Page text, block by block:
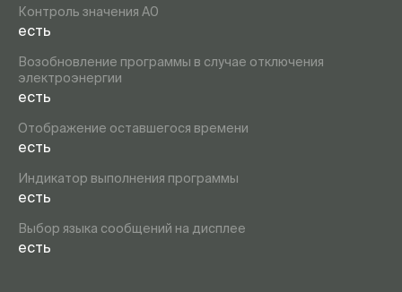
Контроль значения А0
есть
Возобновление программы в случае отключения
электроэнергии
есть
Отображение оставшегося времени
есть
Индикатор выполнения программы
есть
Выбор языка сообщений на дисплее
есть